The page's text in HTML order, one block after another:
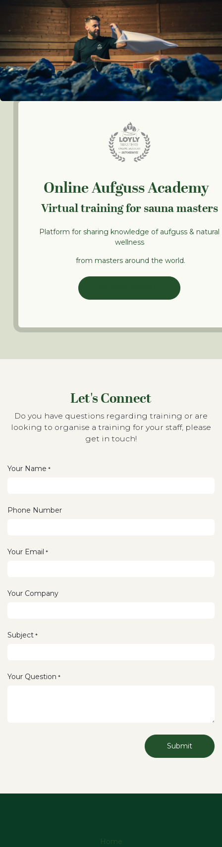
Online Aufguss Academy
Virtual training for sauna masters
Platform for sharing knowledge of aufguss & natural
wellness
from masters around the world.
Let's Connect
Do you have questions regarding training or are
looking to organise a training for your staff, please
get in touch!
Your Name *
Phone Number
Your Email *
Your Company
Subject *
Your Question *
Submit
Home